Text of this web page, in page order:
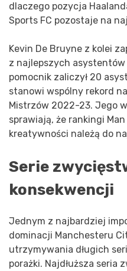
dlaczego pozycja
Sports FC pozostaje na
Kevin De Bruyne z kolei
z najlepszych asystentów
pomocnik zaliczył 20
stanowi wspólny rekord
Mistrzów 2022-23. Jego
sprawiają, że rankingi
kreatywności należą do
Serie
konsekwencji
Jednym z najbardziej
dominacji Manchesteru
utrzymywania długich
porażki. Najdłuższa